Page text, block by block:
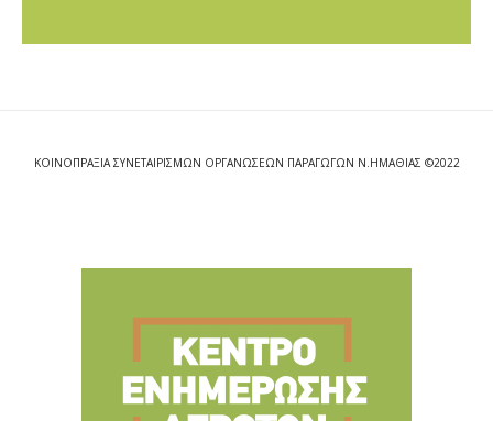
ΚΟΙΝΟΠΡΑΞΙΑ ΣΥΝΕΤΑΙΡΙΣΜΩΝ ΟΡΓΑΝΩΣΕΩΝ ΠΑΡΑΓΩΓΩΝ Ν.ΗΜΑΘΙΑΣ ©2022